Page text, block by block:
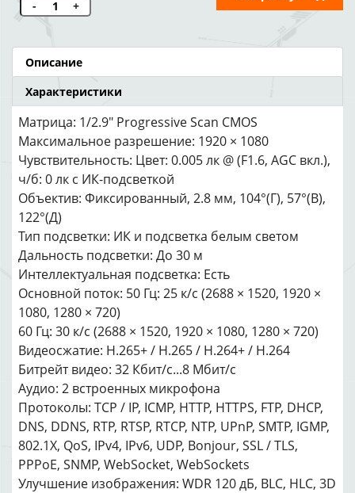
-
+
Описание
Характеристики
Матрица: 1/2.9″ Progressive Scan CMOS
Максимальное разрешение: 1920 × 1080
Чувствительность: Цвет: 0.005 лк @ (F1.6, AGC вкл.),
ч/б: 0 лк с ИК-подсветкой
Объектив: Фиксированный, 2.8 мм, 104°(Г), 57°(В),
122°(Д)
Тип подсветки: ИК и подсветка белым светом
Дальность подсветки: До 30 м
Интеллектуальная подсветка: Есть
Основной поток: 50 Гц: 25 к/с (2688 × 1520, 1920 ×
1080, 1280 × 720)
60 Гц: 30 к/с (2688 × 1520, 1920 × 1080, 1280 × 720)
Видеосжатие: H.265+ / H.265 / H.264+ / H.264
Битрейт видео: 32 Кбит/с...8 Мбит/с
Аудио: 2 встроенных микрофона
Протоколы: TCP / IP, ICMP, HTTP, HTTPS, FTP, DHCP,
DNS, DDNS, RTP, RTSP, RTCP, NTP, UPnP, SMTP, IGMP,
802.1X, QoS, IPv4, IPv6, UDP, Bonjour, SSL / TLS,
PPPoE, SNMP, WebSocket, WebSockets
Улучшение изображения: WDR 120 дБ, BLC, HLC, 3D